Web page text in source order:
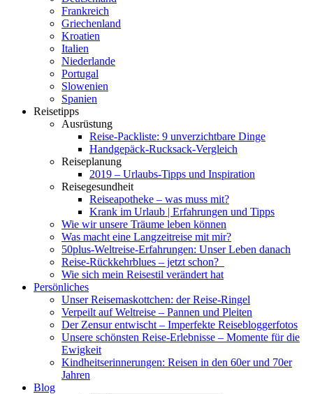
Frankreich
Griechenland
Kroatien
Italien
Niederlande
Portugal
Slowenien
Spanien
Reisetipps
Ausrüstung
Reise-Packliste: 9 unverzichtbare Dinge
Handgepäck-Rucksack-Vergleich
Reiseplanung
2019 – Urlaubs-Tipps und Inspiration
Reisegesundheit
Reiseapotheke – was muss mit?
Krank im Urlaub | Erfahrungen und Tipps
Wie wir unsere Träume leben können
Was macht eine Langzeitreise mit mir?
50plus-Weltreise-Erfahrungen: Unser Leben danach
Reise-Rückkehrblues – jetzt schon?
Wie sich mein Reisestil verändert hat
Persönliches
Unser Reisemaskottchen: der Reise-Ringel
Verpeilt auf Weltreise – Pannen und Pleiten
Der Zensur entwischt – Imperfekte Reisebloggerfotos
Unsere schönsten Reise-Erlebnisse – Momente für die
Ewigkeit
Kindheitserinnerungen: Reisen in den 60er und 70er
Jahren
Blog